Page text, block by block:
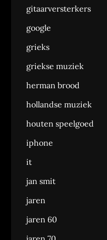
gitaarversterkers
google
grieks
griekse muziek
herman brood
hollandse muziek
houten speelgoed
iphone
it
jan smit
jaren
jaren 60